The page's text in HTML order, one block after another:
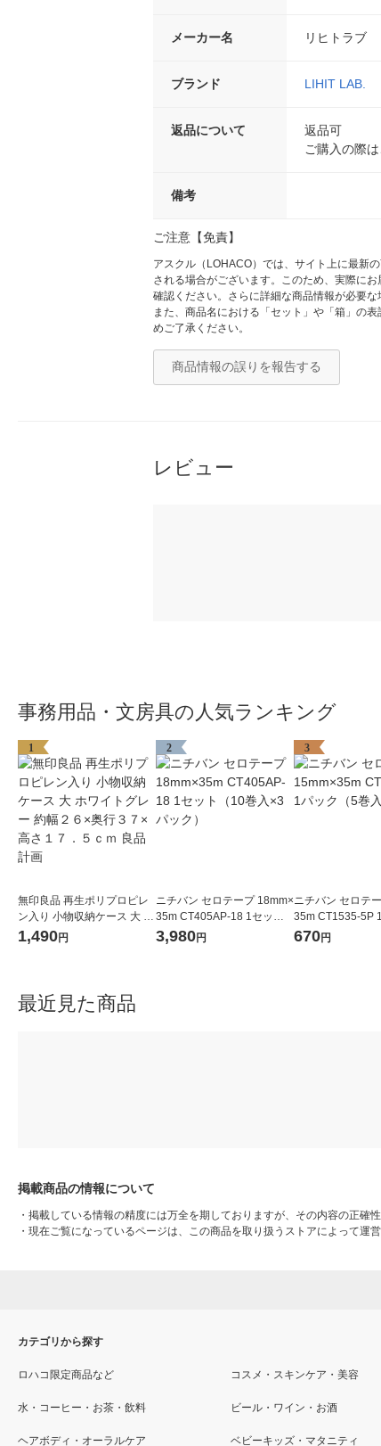
メーカー名 リヒトラブ
ブランド LIHIT LAB.
返品について
返品可
ご購入の際
備考
ご注意【免責】
アスクル（LOHACO）では、サイト上に最新
される場合がございます。このため、実際に
確認ください。さらに詳細な商品情報が必要
また、商品名における「セット」や「箱」の
めご了承ください。
商品情報の誤りを報告する
レビュー
事務用品・文房具の人気ランキング
1
無印良品 再生ポリプロピレ
ン入り 小物収納ケース 大 ホ
ワイトグレー 約幅２６×奥行
1,490円
2
ニチバン セロテープ 18mm×
35m CT405AP-18 1セット
（10巻入×3パック）
3,980円
3
ニチバン セロテ
35m CT1535-5P
巻入）
670円
最近見た商品
掲載商品の情報について
・ 掲載している情報の精度には万全を期しておりますが、その内容の正確
・ 現在ご覧になっているページは、この商品を取り扱うストアによって運
カテゴリから探す
ロハコ限定商品など コスメ・スキンケア・美容
水・コーヒー・お茶・飲料 ビール・ワイン・お酒
ヘアボディ・オーラルケア ベビーキッズ・マタニティ